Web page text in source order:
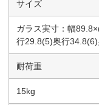
サイズ
ガラス実寸：幅
行29.8(5)奥行
耐荷重
15kg